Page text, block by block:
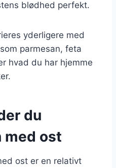
blødhed perfekt.
yderligere med
parmesan, feta
hvad du har hjemme
du
med ost
ost er en relativt